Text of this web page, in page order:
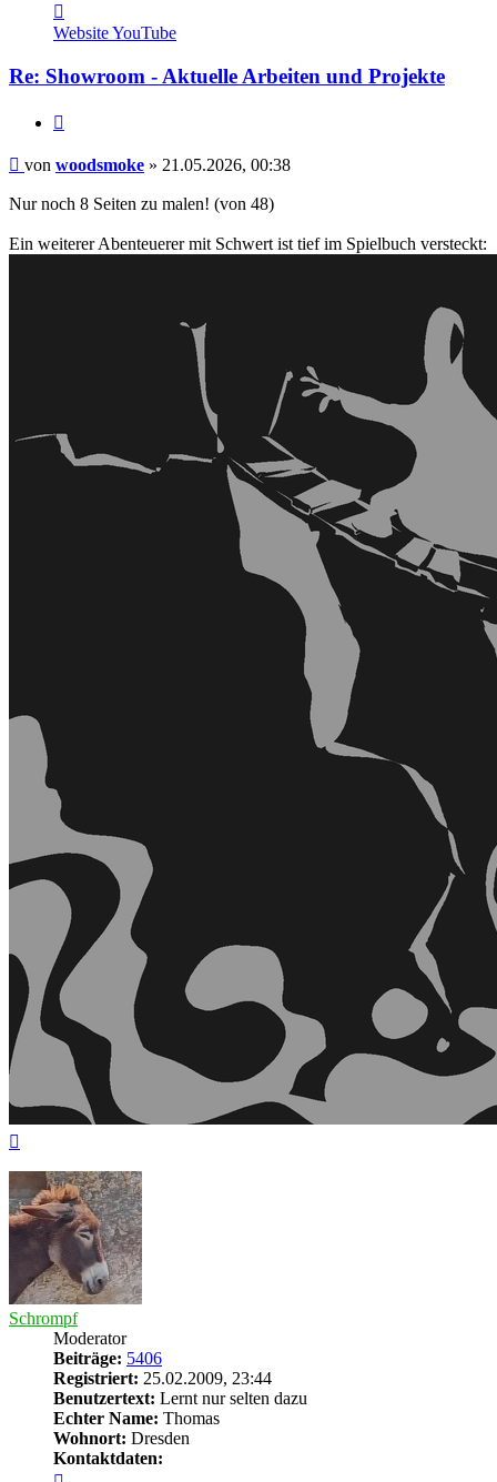
von
woodsmoke
WebsiteYouTube
Re: Showroom - Aktuelle Arbeiten und Projekte
Beitrag
von woodsmoke » 21.05.2026, 00:38
Nur noch 8 Seiten zu malen! (von 48)
Ein weiterer Abenteuerer mit Schwert ist tief im Spielbuch versteckt:
Schrompf
Moderator
Beiträge: 5406
Registriert: 25.02.2009, 23:44
Benutzertext: Lernt nur selten dazu
Echter Name: Thomas
Wohnort: Dresden
Kontaktdaten: